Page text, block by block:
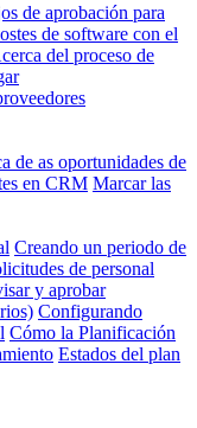
de aprobación para
de software con el
del proceso de
de as oportunidades de
en CRM Marcar las
Creando un periodo de
de personal
y aprobar
Configurando
Cómo la Planificación
Estados del plan